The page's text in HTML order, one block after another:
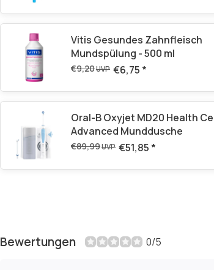
Vitis Gesundes Zahnfleisch
Mundspülung - 500 ml
€9,20UVP €6,75 *
Oral-B Oxyjet MD20 Health
Advanced Munddusche
€89,99UVP €51,85 *
Bewertungen 0/5